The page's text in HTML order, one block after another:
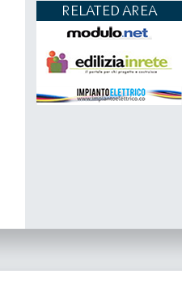
RELATED AREA